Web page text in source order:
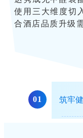
使用三大维度切
合酒店品质升级
01 筑牢